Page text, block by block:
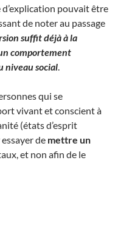
pouvait être
de noter au passage
suffit déjà à la
comportement
niveau social
qui se
vivant et conscient à
(états d’esprit
de mettre un
et non afin de le